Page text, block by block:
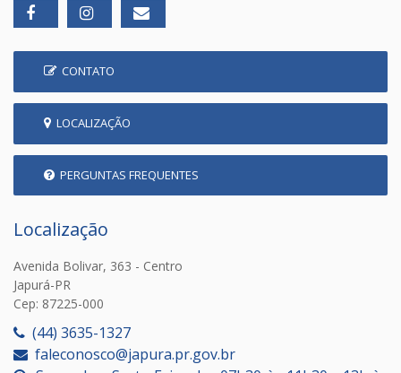
CONTATO
LOCALIZAÇÃO
PERGUNTAS FREQUENTES
Localização
Avenida Bolivar, 363 - Centro
Japurá-PR
Cep: 87225-000
(44) 3635-1327
faleconosco@japura.pr.gov.br